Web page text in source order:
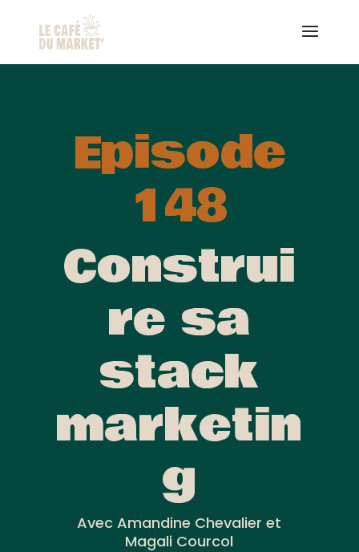
Episode
148
Construi
re sa
stack
marketin
g
Avec Amandine Chevalier et
Magali Courcol